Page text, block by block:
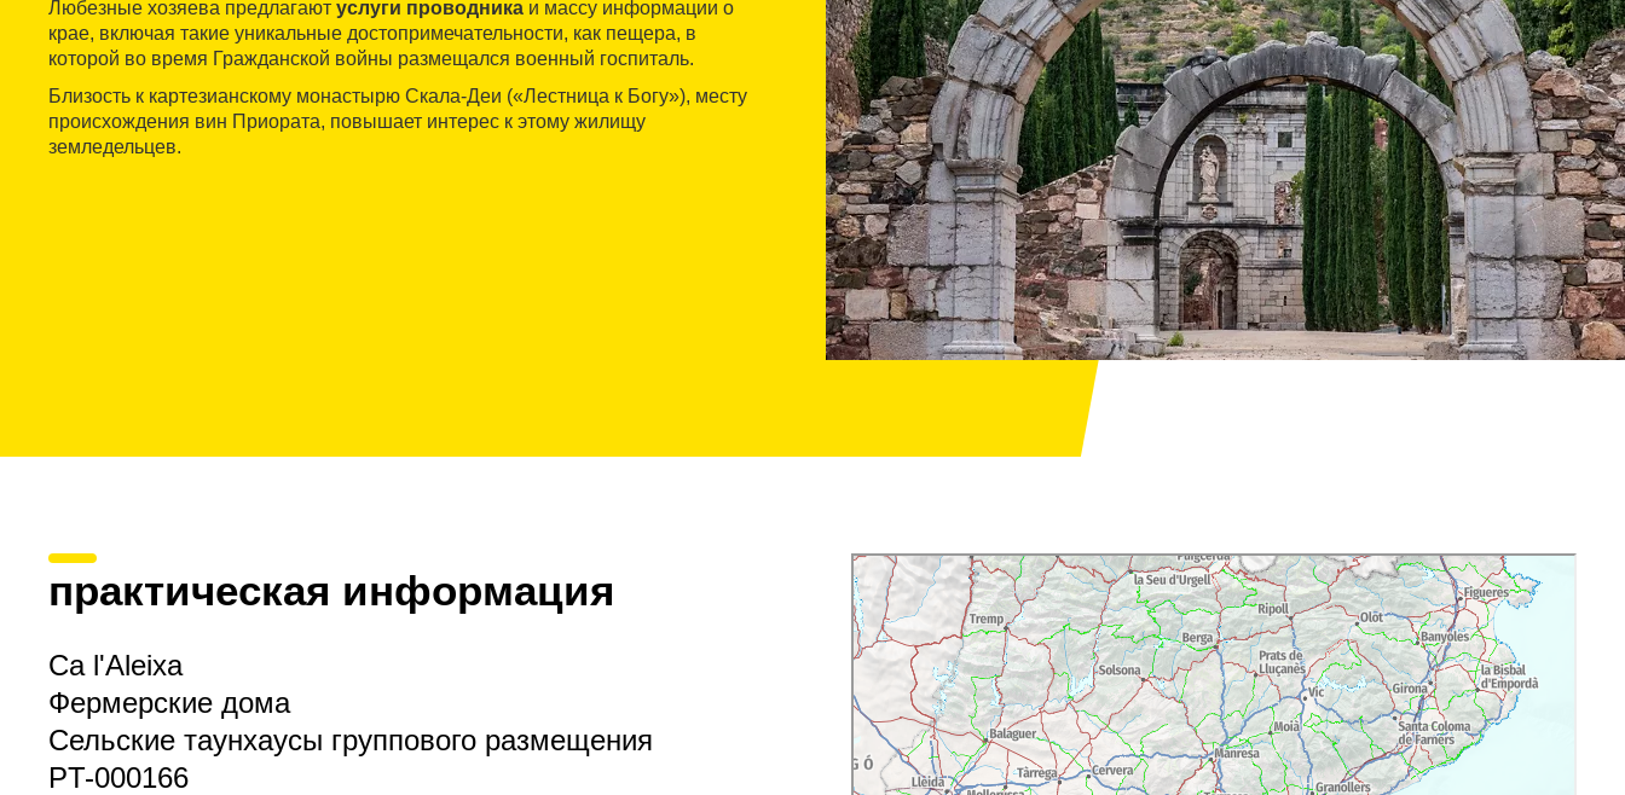
Любезные хозяева предлагают услуги проводника и массу информации о
крае, включая такие уникальные достопримечательности, как пещера, в
которой во время Гражданской войны размещался военный госпиталь.
Близость к картезианскому монастырю Скала-Деи («Лестница к Богу»), месту
происхождения вин Приората, повышает интерес к этому жилищу
земледельцев.
практическая информация
Ca l'Aleixa
Фермерские дома
Сельские таунхаусы группового размещения
PT-000166